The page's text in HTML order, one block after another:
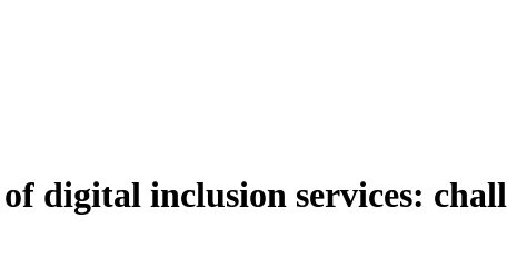
digital inclusion services: